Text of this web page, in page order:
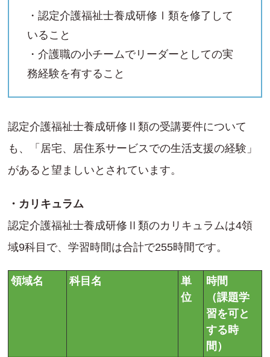
・認定介護福祉士養成研修Ⅰ類を修了して
いること
・介護職の小チームでリーダーとしての実
務経験を有すること
認定介護福祉士養成研修Ⅱ類の受講要件について
も、「居宅、居住系サービスでの生活支援の経験」
があると望ましいとされています。
・カリキュラム
認定介護福祉士養成研修Ⅱ類のカリキュラムは4領
域9科目で、学習時間は合計で255時間です。
領域名 科目名
単
位
時間
（課題学
習を可と
する時
間）